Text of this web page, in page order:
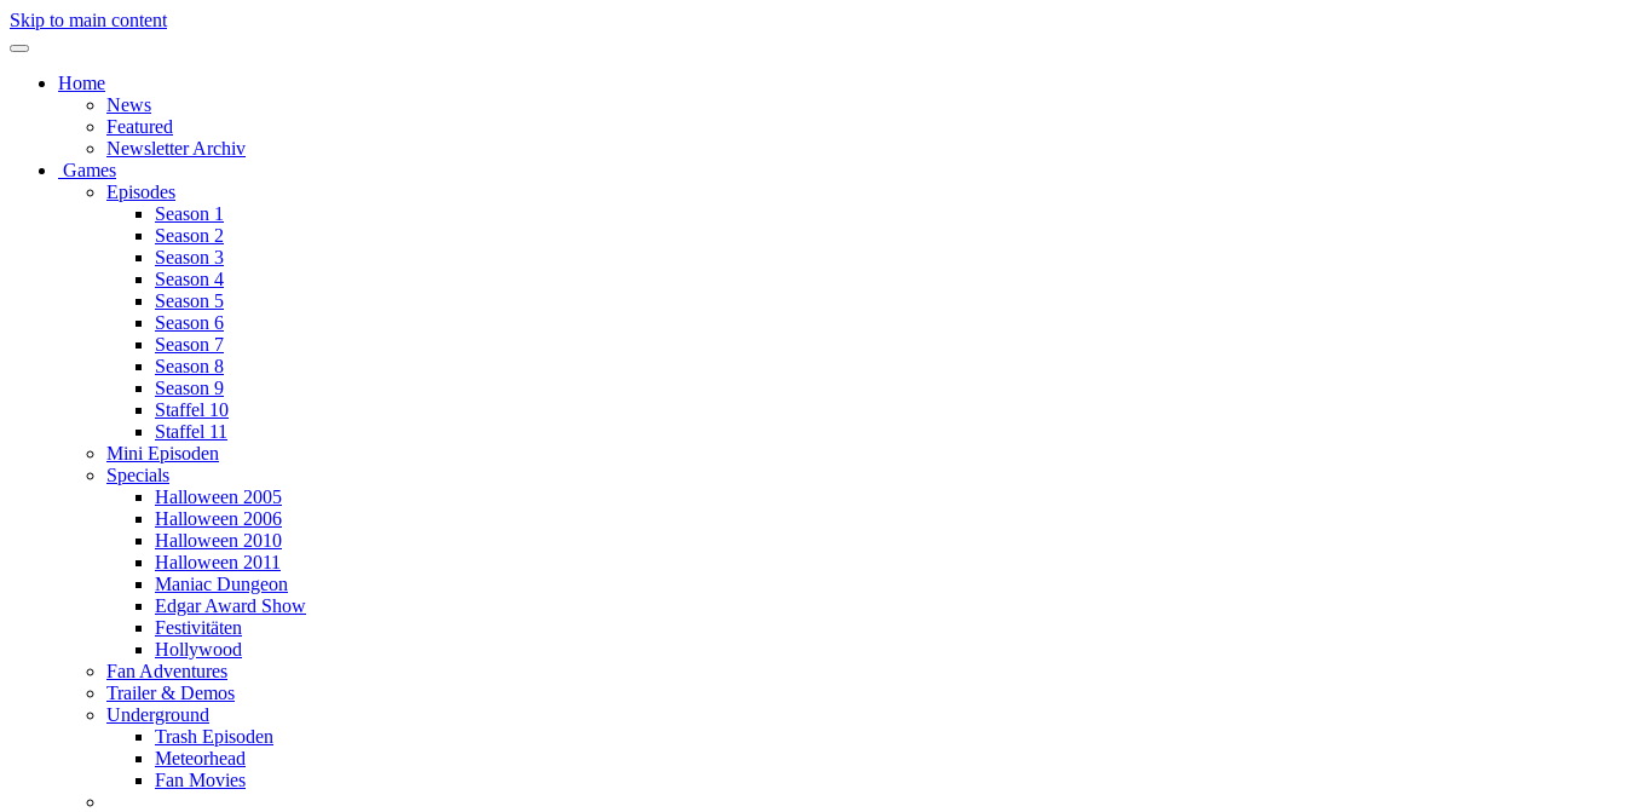
Skip to main content
Home
News
Featured
Newsletter Archiv
Games
Episodes
Season 1
Season 2
Season 3
Season 4
Season 5
Season 6
Season 7
Season 8
Season 9
Staffel 10
Staffel 11
Mini Episoden
Specials
Halloween 2005
Halloween 2006
Halloween 2010
Halloween 2011
Maniac Dungeon
Edgar Award Show
Festivitäten
Hollywood
Fan Adventures
Trailer & Demos
Underground
Trash Episoden
Meteorhead
Fan Movies